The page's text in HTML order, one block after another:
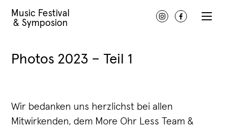
Music Festival
& Symposion
Instagram
Facebook
Photos 2023 – Teil 1
Wir bedanken uns herzlichst bei allen
Mitwirkenden, dem More Ohr Less Team &